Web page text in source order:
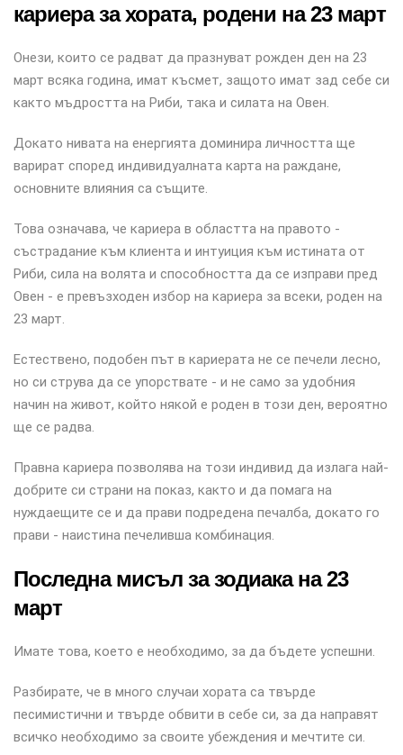
кариера за хората, родени на 23 март
Онези, които се радват да празнуват рожден ден на 23
март всяка година, имат късмет, защото имат зад себе си
както мъдростта на Риби, така и силата на Овен.
Докато нивата на енергията доминира личността ще
варират според индивидуалната карта на раждане,
основните влияния са същите.
Това означава, че кариера в областта на правото -
състрадание към клиента и интуиция към истината от
Риби, сила на волята и способността да се изправи пред
Овен - е превъзходен избор на кариера за всеки, роден на
23 март.
Естествено, подобен път в кариерата не се печели лесно,
но си струва да се упорствате - и не само за удобния
начин на живот, който някой е роден в този ден, вероятно
ще се радва.
Правна кариера позволява на този индивид да излага най-
добрите си страни на показ, както и да помага на
нуждаещите се и да прави подредена печалба, докато го
прави - наистина печеливша комбинация.
Последна мисъл за зодиака на 23
март
Имате това, което е необходимо, за да бъдете успешни.
Разбирате, че в много случаи хората са твърде
песимистични и твърде обвити в себе си, за да направят
всичко необходимо за своите убеждения и мечтите си.